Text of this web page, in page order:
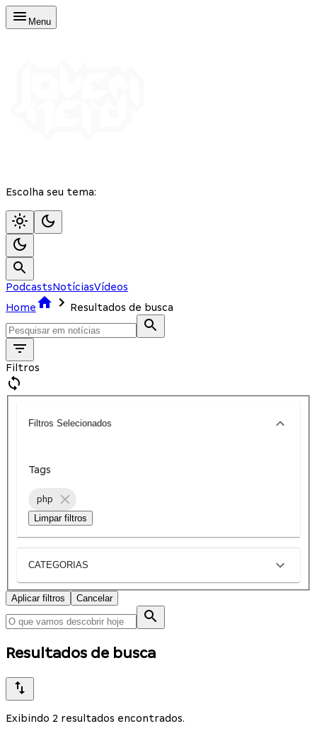
Menu
Escolha seu tema:
PodcastsNotíciasVídeos
Home
Resultados de busca
Filtros
Filtros Selecionados
Tags
php
Limpar filtros
CATEGORIAS
Aplicar filtros Cancelar
Resultados de busca
Exibindo 2 resultados encontrados.